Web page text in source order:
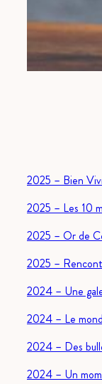
2025 – Bien
2025 – Les 10
2025 – Or de
2025 –
2024 – Une
2024 – Le
2024 – Des
2024 – Un